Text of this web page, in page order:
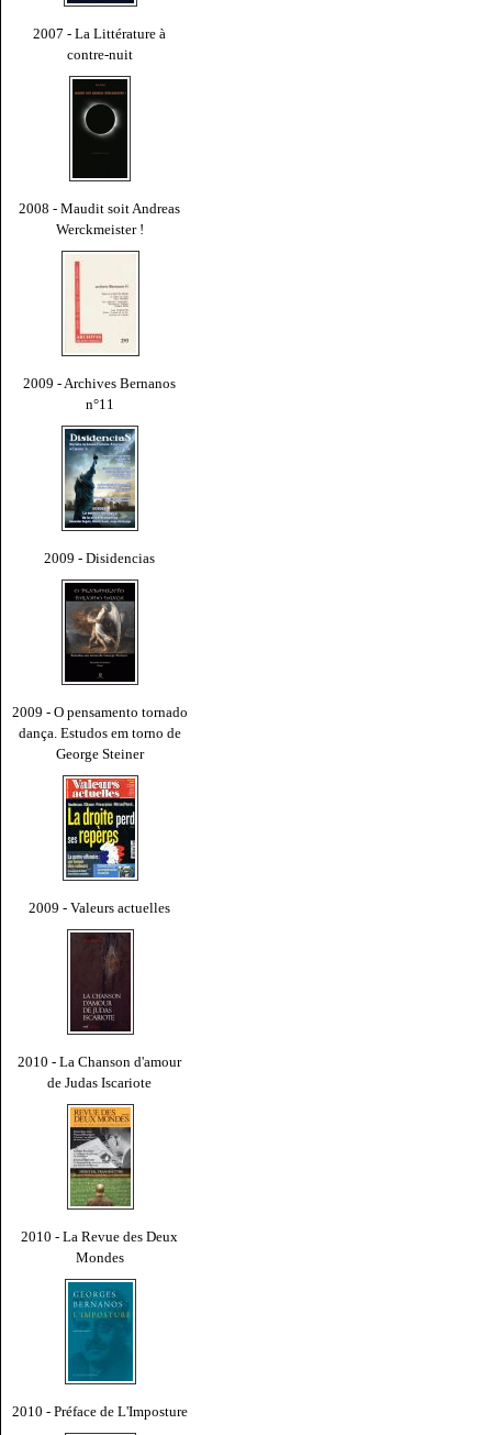
2007 - La Littérature à
contre-nuit
2008 - Maudit soit Andreas
Werckmeister !
2009 - Archives Bernanos
n°11
2009 - Disidencias
2009 - O pensamento tornado
dança. Estudos em torno de
George Steiner
2009 - Valeurs actuelles
2010 - La Chanson d'amour
de Judas Iscariote
2010 - La Revue des Deux
Mondes
2010 - Préface de L'Imposture